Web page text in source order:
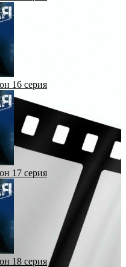
16 серия
17 серия
18 серия